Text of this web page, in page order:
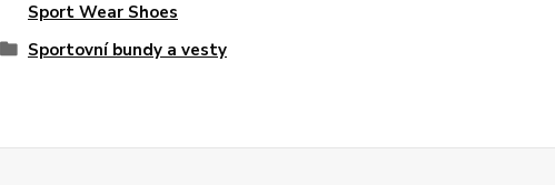
Sport Wear Shoes
Sportovní bundy a vesty